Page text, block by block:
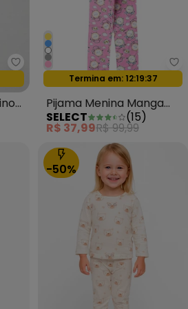
Select - Pijama Infantil
Oferta relâmpago
Termina em: 12:19:35
Pijama Menina Manga
Longa Meia Malha
Amarelo
SELECT (15)
R$ 37,99R$ 99,99
-50%